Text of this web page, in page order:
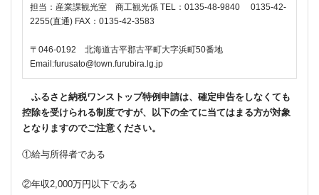
担当：産業課観光室 商工観光係 TEL：0135-48-9840 0135-42-
2255(直通) FAX：0135-42-3583
〒046-0192 北海道古平郡古平町大字浜町50番地
Email:furusato@town.furubira.lg.jp
ふるさと納税ワンストップ特例申請は、確定申告をしなくても
控除を受けられる制度ですが、以下の全てに当てはまる方が対象
となりますのでご注意ください。
①給与所得者である
②年収2,000万円以下である